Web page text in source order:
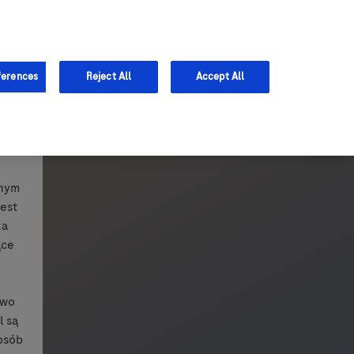
są
Reject All Accept All